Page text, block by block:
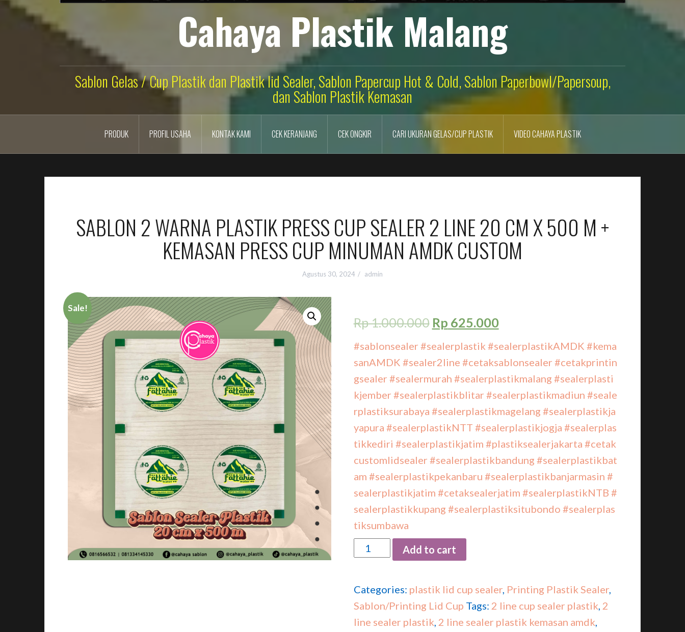
Cahaya Plastik Malang
Sablon Gelas / Cup Plastik dan Plastik lid Sealer, Sablon Papercup Hot & Cold, Sablon Paperbowl/Papersoup,
dan Sablon Plastik Kemasan
PRODUK PROFIL USAHA KONTAK KAMI CEK KERANJANG CEK ONGKIR CARI UKURAN GELAS/CUP PLASTIK VIDEO CAHAYA PLASTIK
SABLON 2 WARNA PLASTIK PRESS CUP SEALER 2 LINE 20 CM X 500 M +
KEMASAN PRESS CUP MINUMAN AMDK CUSTOM
Agustus 30, 2024 admin
Sale!
Rp1.000.000 Rp 625.000
#sablonsealer #sealerplastik #sealerplastikAMDK #kema
sanAMDK #sealer2line #cetaksablonsealer #cetakprintin
gsealer #sealermurah #sealerplastikmalang #sealerplasti
kjember #sealerplastikblitar #sealerplastikmadiun #seale
rplastiksurabaya #sealerplastikmagelang #sealerplastikja
yapura #sealerplastikNTT #sealerplastikjogja #sealerplas
tikkediri #sealerplastikjatim #plastiksealerjakarta #cetak
customlidsealer #sealerplastikbandung #sealerplastikbat
am #sealerplastikpekanbaru #sealerplastikbanjarmasin #
sealerplastikjatim #cetaksealerjatim #sealerplastikNTB #
sealerplastikkupang #sealerplastiksitubondo #sealerplas
tiksumbawa
Quantity
Add to cart
Categories: plastik lid cup sealer, Printing Plastik Sealer,
Sablon/Printing Lid Cup Tags: 2 line cup sealer plastik, 2
line sealer plastik, 2 line sealer plastik kemasan amdk,